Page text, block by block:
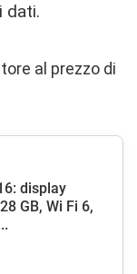
dati.
al prezzo di
display
GB, Wi Fi 6,